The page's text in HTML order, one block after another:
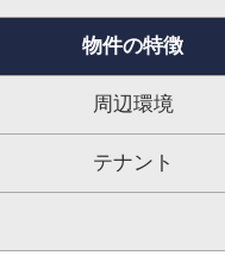
物件の特徴
周辺環境
テナント